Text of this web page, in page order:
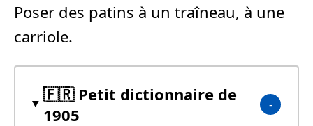
Poser des patins à un traîneau, à une
carriole.
🇫🇷 Petit dictionnaire de
1905